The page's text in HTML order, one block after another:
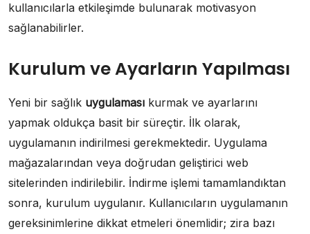
kullanıcılarla etkileşimde bulunarak motivasyon
sağlanabilirler.
Kurulum ve Ayarların Yapılması
Yeni bir sağlık uygulaması kurmak ve ayarlarını
yapmak oldukça basit bir süreçtir. İlk olarak,
uygulamanın indirilmesi gerekmektedir. Uygulama
mağazalarından veya doğrudan geliştirici web
sitelerinden indirilebilir. İndirme işlemi tamamlandıktan
sonra, kurulum uygulanır. Kullanıcıların uygulamanın
gereksinimlerine dikkat etmeleri önemlidir; zira bazı